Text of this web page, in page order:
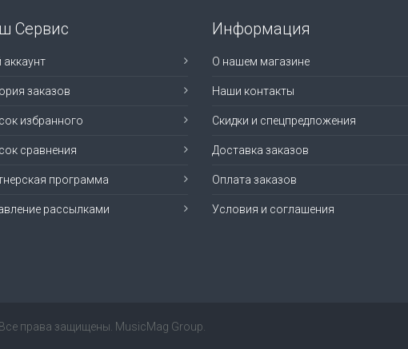
Сервис
заказов
избранного
сравнения
программа
рассылками
Информация
О нашем магазине
Наши контакты
Скидки и спецпредложения
Доставка заказов
Оплата заказов
Условия и соглашения
. Все права защищены. MusicMag Group.